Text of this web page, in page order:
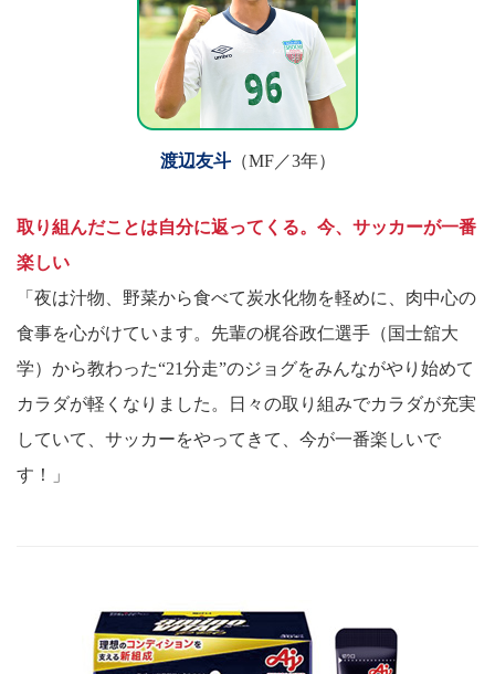
渡辺友斗（MF／3年）
取り組んだことは自分に返ってくる。今、サッカーが一番
楽しい
「夜は汁物、野菜から食べて炭水化物を軽めに、肉中心の
食事を心がけています。先輩の梶谷政仁選手（国士舘大
学）から教わった“21分走”のジョグをみんながやり始めて
カラダが軽くなりました。日々の取り組みでカラダが充実
していて、サッカーをやってきて、今が一番楽しいで
す！」